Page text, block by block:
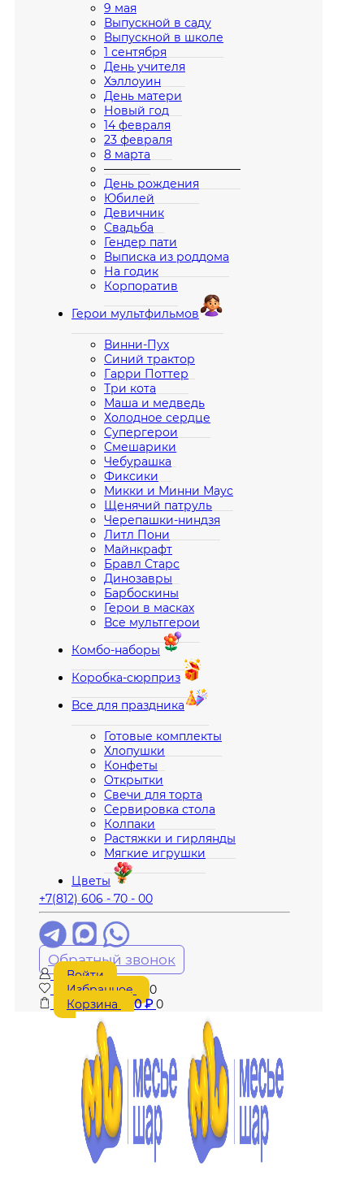
9 мая
Выпускной в саду
Выпускной в школе
1 сентября
День учителя
Хэллоуин
День матери
Новый год
14 февраля
23 февраля
8 марта
————————————
День рождения
Юбилей
Девичник
Свадьба
Гендер пати
Выписка из роддома
На годик
Корпоратив
Герои мультфильмов
Винни-Пух
Синий трактор
Гарри Поттер
Три кота
Маша и медведь
Холодное сердце
Супергерои
Смешарики
Чебурашка
Фиксики
Микки и Минни Маус
Щенячий патруль
Черепашки-ниндзя
Литл Пони
Майнкрафт
Бравл Старс
Динозавры
Барбоскины
Герои в масках
Все мультгерои
Комбо-наборы
Коробка-сюрприз
Все для праздника
Готовые комплекты
Хлопушки
Конфеты
Открытки
Свечи для торта
Сервировка стола
Колпаки
Растяжки и гирлянды
Мягкие игрушки
Цветы
+7(812) 606 - 70 - 00
Обратный звонок
Войти
Избранное
0
Корзина
0₽ 0